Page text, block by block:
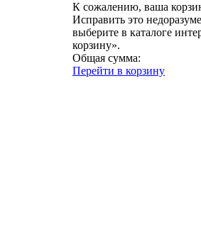
К сожалению, ваша
Исправить это
выберите в каталоге
корзину».
Общая сумма:
Перейти в корзину